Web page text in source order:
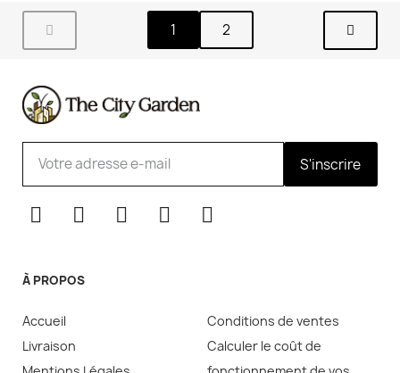
1 2
S'inscrire
À PROPOS
Accueil
Livraison
Conditions de ventes
Calculer le coût de